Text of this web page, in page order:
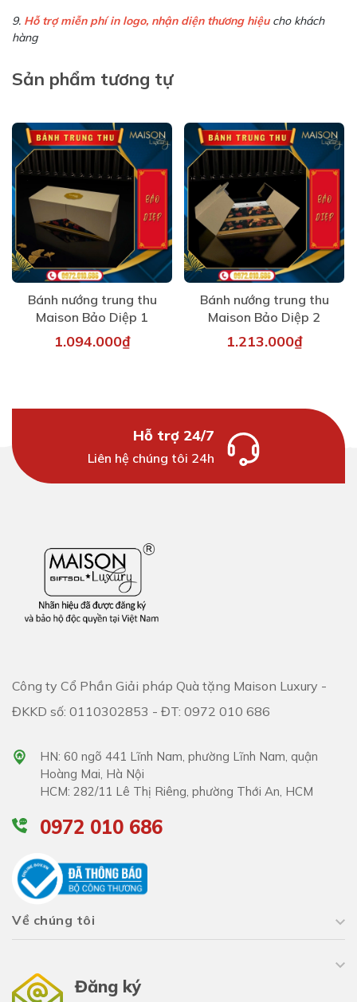
9. Hỗ trợ miễn phí in logo, nhận diện thương hiệucho khách
hàng
Sản phẩm tương tự
Bánh nướng trung thu
Maison Bảo Diệp 1
1.094.000₫
Bánh nướng trung thu
Maison Bảo Diệp 2
1.213.000₫
Hỗ trợ 24/7
Liên hệ chúng tôi 24h
Công ty Cổ Phần Giải pháp Quà tặng Maison Luxury -
ĐKKD số: 0110302853 - ĐT: 0972 010 686
HN: 60 ngõ 441 Lĩnh Nam, phường Lĩnh Nam, quận
Hoàng Mai, Hà Nội
HCM: 282/11 Lê Thị Riêng, phường Thới An, HCM
0972 010 686
Về chúng tôi
Đăng ký